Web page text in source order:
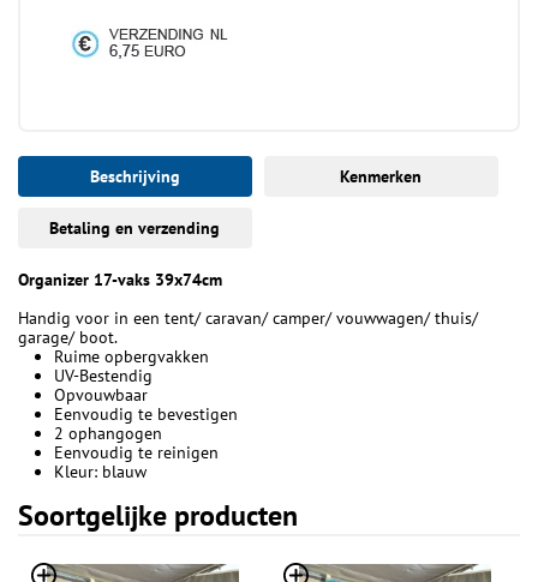
Beschrijving Kenmerken
Betaling en verzending
Organizer 17-vaks 39x74cm
Handig voor in een tent/ caravan/ camper/ vouwwagen/ thuis/
garage/ boot.
Ruime opbergvakken
UV-Bestendig
Opvouwbaar
Eenvoudig te bevestigen
2 ophangogen
Eenvoudig te reinigen
Kleur: blauw
Soortgelijke producten